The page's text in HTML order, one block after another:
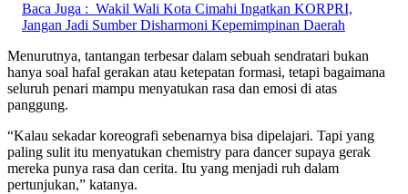
Baca Juga : Wakil Wali Kota Cimahi Ingatkan KORPRI,
Jangan Jadi Sumber Disharmoni Kepemimpinan Daerah
Menurutnya, tantangan terbesar dalam sebuah sendratari bukan
hanya soal hafal gerakan atau ketepatan formasi, tetapi bagaimana
seluruh penari mampu menyatukan rasa dan emosi di atas
panggung.
“Kalau sekadar koreografi sebenarnya bisa dipelajari. Tapi yang
paling sulit itu menyatukan chemistry para dancer supaya gerak
mereka punya rasa dan cerita. Itu yang menjadi ruh dalam
pertunjukan,” katanya.